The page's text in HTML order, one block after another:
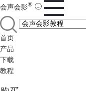
会声会影®
首页
产品
下载
教程